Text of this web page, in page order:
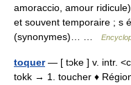
amoraccio, amour
et souvent temporaire ; s
(synonymes)… …
toquer— [ tɔke ] v. intr.
tokk → 1. toucher ♦